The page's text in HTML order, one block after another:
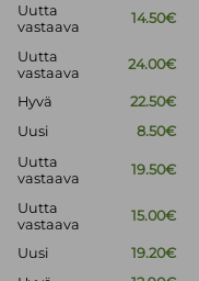
Uutta
vastaava
14.50€
Uutta
vastaava
24.00€
Hyvä
22.50€
Uusi
8.50€
Uutta
vastaava
19.50€
Uutta
vastaava
15.00€
Uusi
19.20€